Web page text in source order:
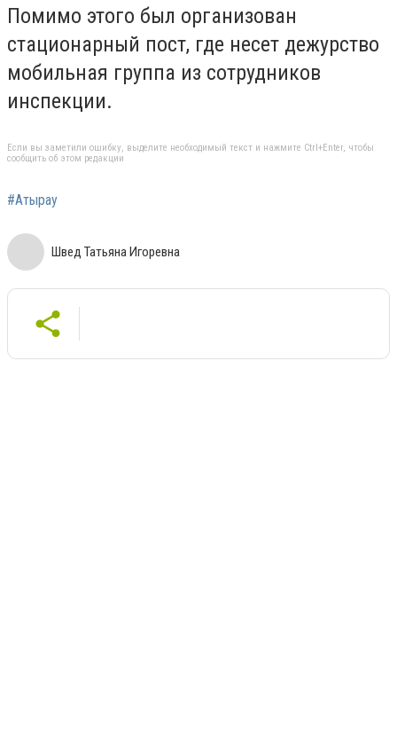
Помимо этого был организован
стационарный пост, где несет дежурство
мобильная группа из сотрудников
инспекции.
Если вы заметили ошибку, выделите необходимый текст и нажмите Ctrl+Enter, чтобы
сообщить об этом редакции
#Атырау
Швед Татьяна Игоревна